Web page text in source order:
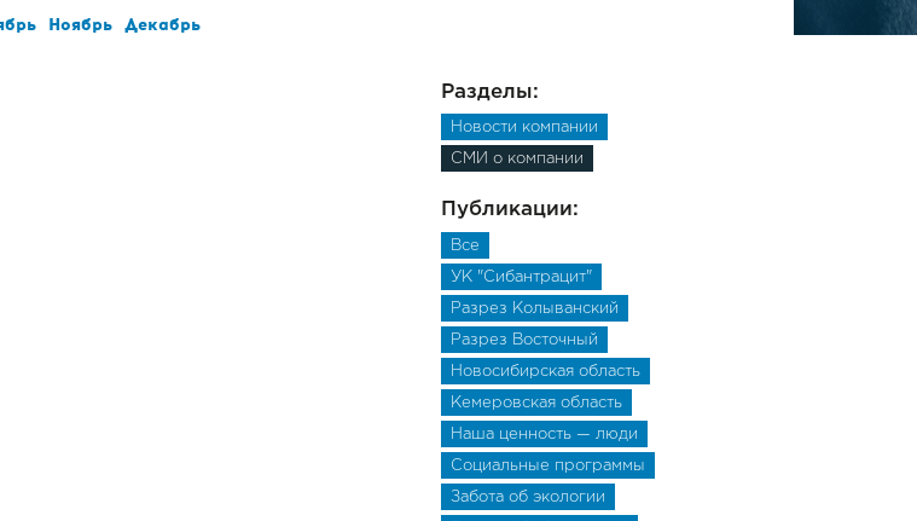
Ноябрь Декабрь
Разделы:
Новости компании
СМИ о компании
Публикации:
Все
УК "Сибантрацит"
Разрез Колыванский
Разрез Восточный
Новосибирская область
Кемеровская область
Наша ценность — люди
Социальные программы
Забота об экологии